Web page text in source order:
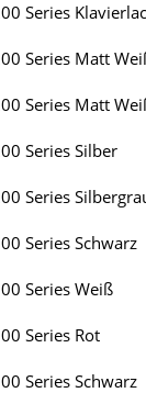
Series
Series Matt
Series Matt
Series Silber
Series
Series Schwarz
Series Weiß
Series Rot
Series Schwarz